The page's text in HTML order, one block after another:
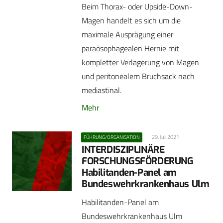
Beim Thorax- oder Upside-Down-
Magen handelt es sich um die
maximale Ausprägung einer
paraösophagealen Hernie mit
kompletter Verlagerung von Magen
und peritonealem Bruchsack nach
mediastinal.
Mehr
FÜHRUNG/ORGANISATION 29. Juli 2021
INTERDISZIPLINÄRE
FORSCHUNGSFÖRDERUNG
Habilitanden-Panel am
Bundeswehrkrankenhaus Ulm
Habilitanden-Panel am
Bundeswehrkrankenhaus Ulm